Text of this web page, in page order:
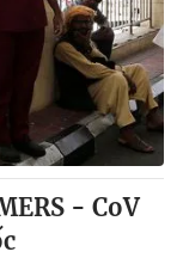
bằng AI
- CoV